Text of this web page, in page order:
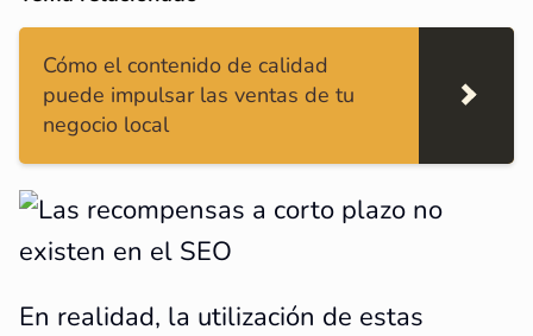
Cómo el contenido de calidad
puede impulsar las ventas de tu
negocio local
En realidad, la utilización de estas